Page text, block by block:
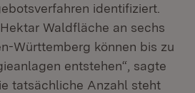
identifiziert.
Waldfläche an sechs
Württemberg können bis zu
entstehen“, sagte
tatsächliche Anzahl steht